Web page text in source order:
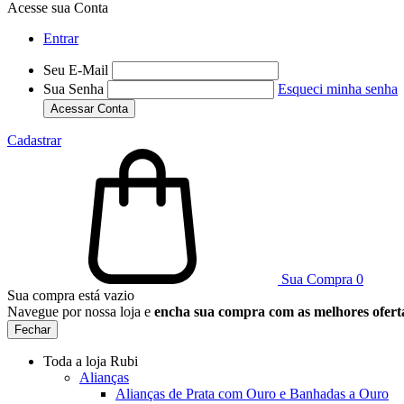
Acesse sua Conta
Entrar
Seu E-Mail
Sua Senha
Esqueci minha senha
Acessar Conta
Cadastrar
Sua Compra 0
Sua compra está vazio
Navegue por nossa loja e encha sua compra com as melhores
Fechar
Toda a loja Rubi
Alianças
Alianças de Prata com Ouro e Banhadas a Ouro